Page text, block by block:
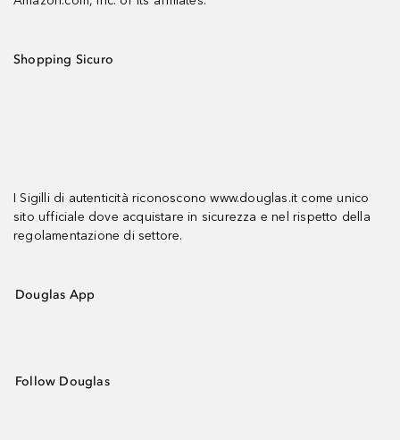
Shopping Sicuro
I Sigilli di autenticità riconoscono www.douglas.it come unico
sito ufficiale dove acquistare in sicurezza e nel rispetto della
regolamentazione di settore.
Douglas App
Follow Douglas